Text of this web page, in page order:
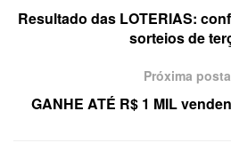
Resultado das LOTERIAS:
sorteios de
Próxima
GANHE ATÉ R$ 1 MIL